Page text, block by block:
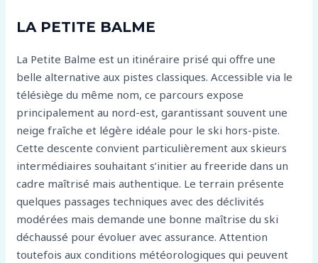
LA PETITE BALME
La Petite Balme est un itinéraire prisé qui offre une
belle alternative aux pistes classiques. Accessible via le
télésiège du même nom, ce parcours expose
principalement au nord-est, garantissant souvent une
neige fraîche et légère idéale pour le ski hors-piste.
Cette descente convient particulièrement aux skieurs
intermédiaires souhaitant s’initier au freeride dans un
cadre maîtrisé mais authentique. Le terrain présente
quelques passages techniques avec des déclivités
modérées mais demande une bonne maîtrise du ski
déchaussé pour évoluer avec assurance. Attention
toutefois aux conditions météorologiques qui peuvent